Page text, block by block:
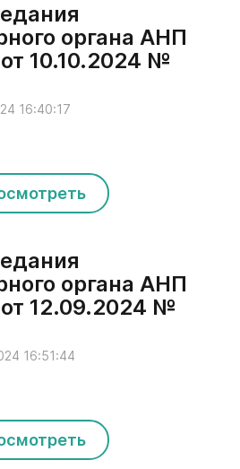
органа АНП
10.10.2024 №
16:40:17
органа АНП
12.09.2024 №
16:51:44